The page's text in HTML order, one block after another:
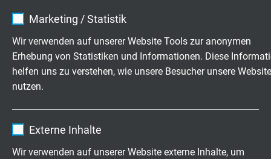
Laufzeit 1 Jahr
Marketing / Statistik
Wir verwenden auf unserer Website Tools zur anonymen
Erhebung von Statistiken und Informationen. Diese
helfen uns zu verstehen, wie unsere Besucher unsere Website
nutzen.
Externe Inhalte
Wir verwenden auf unserer Website externe Inhalte, um
Artikel anfragen
L62261807 18 x 0,75 mm² 0,21 mm
Artikel anfragen
L62260410 4 x 1,00 mm² 0,21 mm